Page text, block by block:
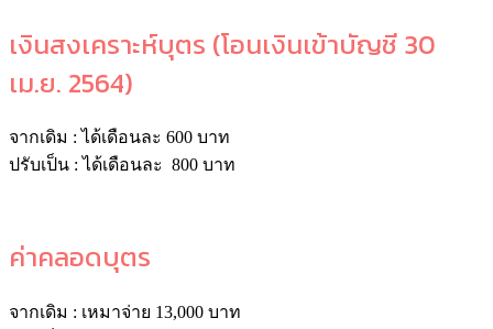
เงินสงเคราะห์บุตร (โอนเงินเข้าบัญชี 30
เม.ย. 2564)
จากเดิม : ได้เดือนละ 600 บาท
ปรับเป็น : ได้เดือนละ 800 บาท
ค่าคลอดบุตร
จากเดิม : เหมาจ่าย 13,000 บาท